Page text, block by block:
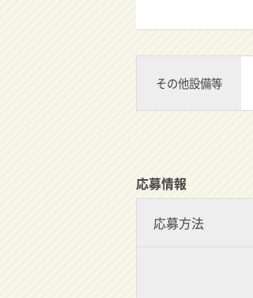
その他設備等
応募情報
応募方法